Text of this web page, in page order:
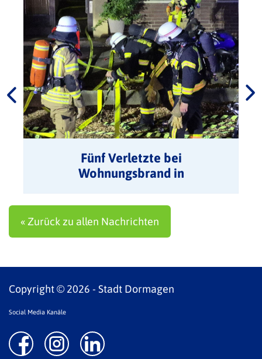
Fünf Verletzte bei
Wohnungsbrand in
« Zurück zu allen Nachrichten
Copyright © 2026 - Stadt Dormagen
Social Media Kanäle